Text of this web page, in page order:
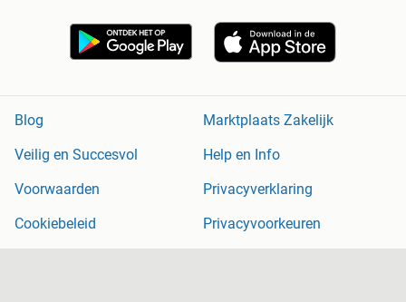
Blog
Marktplaats Zakelijk
Veilig en Succesvol
Help en Info
Voorwaarden
Privacyverklaring
Cookiebeleid
Privacyvoorkeuren